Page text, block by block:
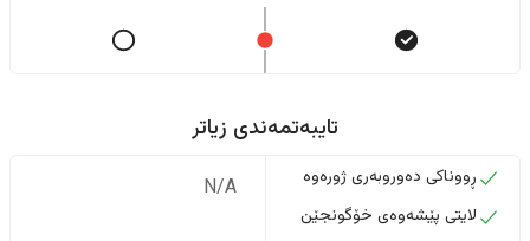
تایبەتمەندی زیاتر
ڕووناکی دەوروبەری ژورەوە
لایتی پێشەوەی خۆگونجێن
N/A